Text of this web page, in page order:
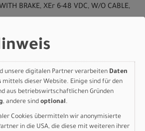
BRAKE, XEr 6-48 VDC, W/O CABLE,
Bluetooth connectivity,
pages
wire harness
Germany GmbH
unsere digitalen Partner verarbeiten Daten
mittels dieser Website. Einige sind für den
aus betriebswirtschaftlichen Gründen
, andere sind optional.
Cookies übermitteln wir anonymisierte
in die USA, die diese mit weiteren ihrer